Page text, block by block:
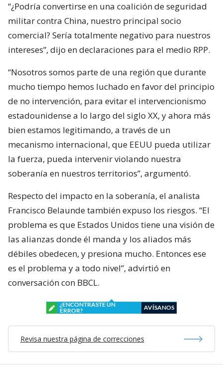
“¿Podría convertirse en una coalición de seguridad
militar contra China, nuestro principal socio
comercial? Sería totalmente negativo para nuestros
intereses”, dijo en declaraciones para el medio RPP.
“Nosotros somos parte de una región que durante
mucho tiempo hemos luchado en favor del principio
de no intervención, para evitar el intervencionismo
estadounidense a lo largo del siglo XX, y ahora más
bien estamos legitimando, a través de un
mecanismo internacional, que EEUU pueda utilizar
la fuerza, pueda intervenir violando nuestra
soberanía en nuestros territorios”, argumentó.
Respecto del impacto en la soberanía, el analista
Francisco Belaunde también expuso los riesgos. “El
problema es que Estados Unidos tiene una visión de
las alianzas donde él manda y los aliados más
débiles obedecen, y presiona mucho. Entonces ese
es el problema y a todo nivel”, advirtió en
conversación con BBCL.
¿ENCONTRASTE UN
ERROR?
AVÍSANOS
Revisa nuestra página de correcciones